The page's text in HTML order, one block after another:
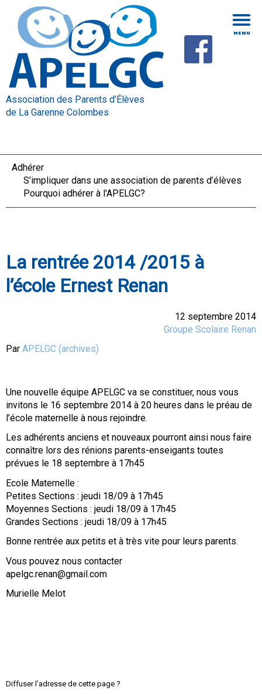
Association des Parents d'Élèves
de La Garenne Colombes
Adhérer
S’impliquer dans une association de parents d’élèves
Pourquoi adhérer à l'APELGC?
La rentrée 2014 /2015 à
l’école Ernest Renan
12 septembre 2014
Groupe Scolaire Renan
Par APELGC (archives)
Une nouvelle équipe APELGC va se constituer, nous vous
invitons le 16 septembre 2014 à 20 heures dans le préau de
l’école maternelle à nous rejoindre.
Les adhérents anciens et nouveaux pourront ainsi nous faire
connaître lors des rénions parents-enseigants toutes
prévues le 18 septembre à 17h45
Ecole Maternelle :
Petites Sections : jeudi 18/09 à 17h45
Moyennes Sections : jeudi 18/09 à 17h45
Grandes Sections : jeudi 18/09 à 17h45
Bonne rentrée aux petits et à très vite pour leurs parents.
Vous pouvez nous contacter
apelgc.renan@gmail.com
Murielle Melot
Diffuser l'adresse de cette page ?